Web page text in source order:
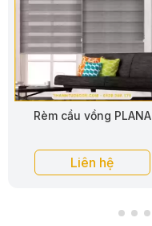
Rèm cầu vồng PLANA
Liên hệ